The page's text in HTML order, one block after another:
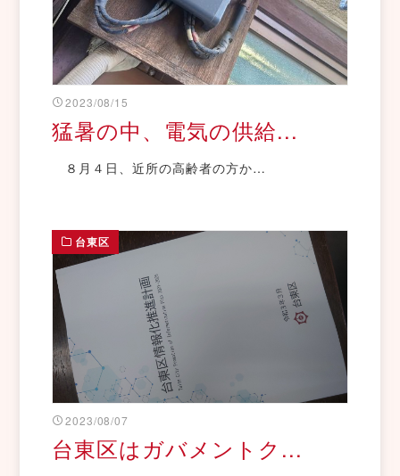
2023/08/15
猛暑の中、電気の供給...
８月４日、近所の高齢者の方か…
台東区
2023/08/07
台東区はガバメントク...